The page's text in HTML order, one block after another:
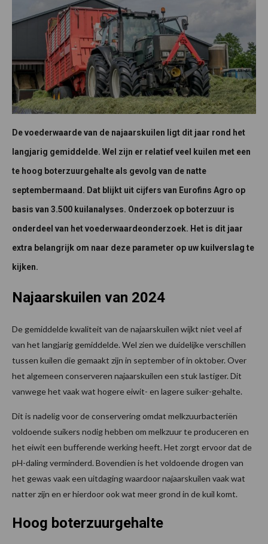
De voederwaarde van de najaarskuilen ligt dit jaar rond het
langjarig gemiddelde. Wel zijn er relatief veel kuilen met een
te hoog boterzuurgehalte als gevolg van de natte
septembermaand. Dat blijkt uit cijfers van Eurofins Agro op
basis van 3.500 kuilanalyses. Onderzoek op boterzuur is
onderdeel van het voederwaardeonderzoek. Het is dit jaar
extra belangrijk om naar deze parameter op uw kuilverslag te
kijken.
Najaarskuilen van 2024
De gemiddelde kwaliteit van de najaarskuilen wijkt niet veel af
van het langjarig gemiddelde. Wel zien we duidelijke verschillen
tussen kuilen die gemaakt zijn in september of in oktober. Over
het algemeen conserveren najaarskuilen een stuk lastiger. Dit
vanwege het vaak wat hogere eiwit- en lagere suiker-gehalte.
Dit is nadelig voor de conservering omdat melkzuurbacteriën
voldoende suikers nodig hebben om melkzuur te produceren en
het eiwit een bufferende werking heeft. Het zorgt ervoor dat de
pH-daling verminderd. Bovendien is het voldoende drogen van
het gewas vaak een uitdaging waardoor najaarskuilen vaak wat
natter zijn en er hierdoor ook wat meer grond in de kuil komt.
Hoog boterzuurgehalte